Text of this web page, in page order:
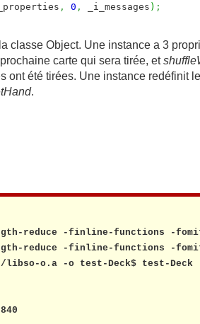
, 0 , _i_messages ) ;
classe Object. Une instance a 3
carte qui sera tirée, et
ont été tirées. Une instance redéfinit
.
reduce -finline-functions -
reduce -finline-functions -
libso-o.a -o test-Deck$ test-Deck